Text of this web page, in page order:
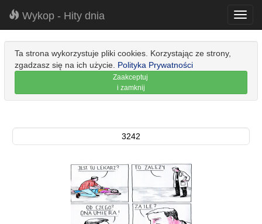
Wykop - Hity dnia
Ta strona wykorzystuje pliki cookies. Korzystając ze strony,
zgadzasz się na ich użycie. Polityka Prywatności
Zaakceptuj
i zamknij
3242